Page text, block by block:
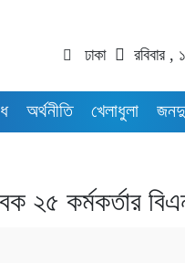
ঢাকা রবিবার ,
অর্থনীতি খেলাধুলা
২৫ কর্মকর্তার